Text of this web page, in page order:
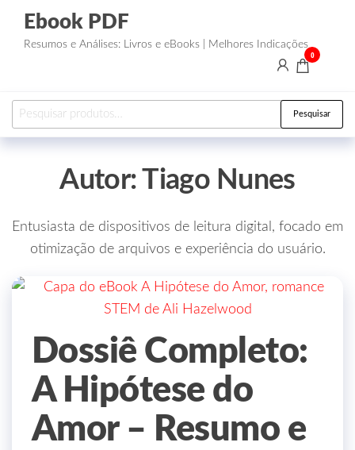
Ebook PDF
Resumos e Análises: Livros e eBooks | Melhores Indicações
0
Pesquisar
Autor:Tiago Nunes
Entusiasta de dispositivos de leitura digital, focado em
otimização de arquivos e experiência do usuário.
Dossiê Completo:
A Hipótese do
Amor – Resumo e